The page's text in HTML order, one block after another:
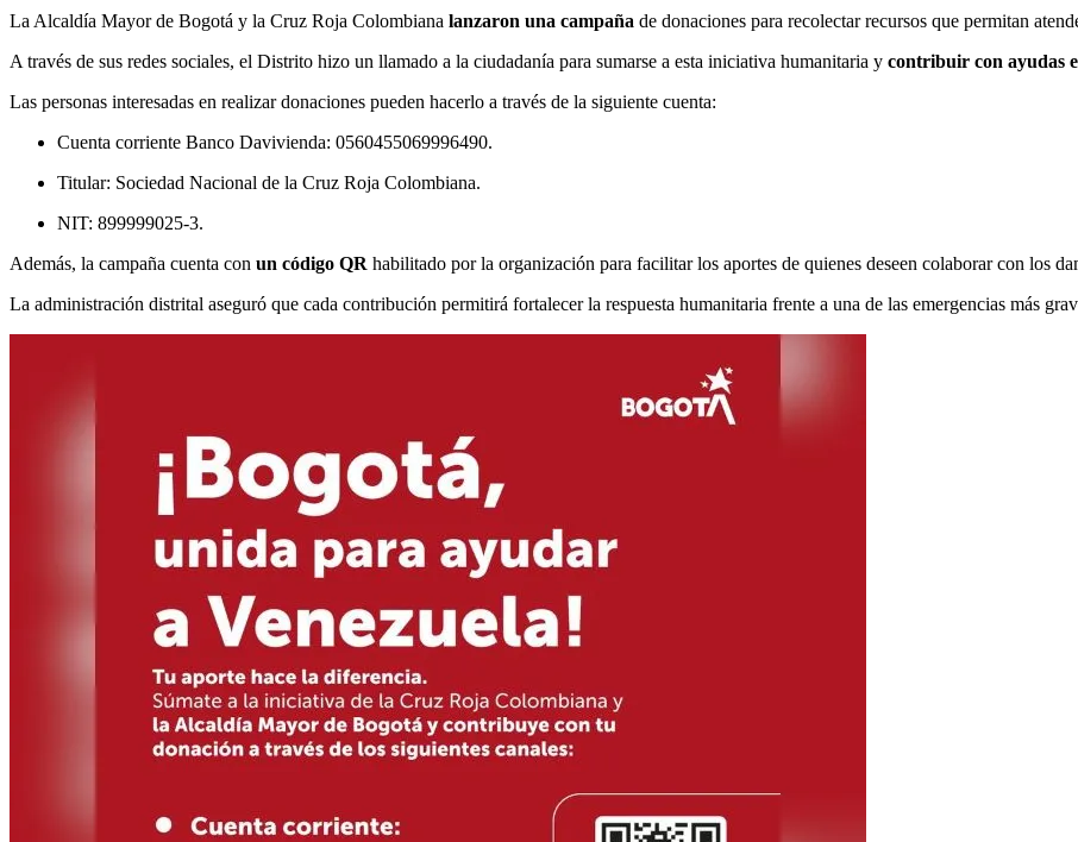
La Alcaldía Mayor de Bogotá y la Cruz Roja Colombiana lanzaron una campaña de donaciones para recolectar recursos que permitan
A través de sus redes sociales, el Distrito hizo un llamado a la ciudadanía para sumarse a esta iniciativa humanitaria y contribuir con ayudas
Las personas interesadas en realizar donaciones pueden hacerlo a través de la siguiente cuenta:
Cuenta corriente Banco Davivienda: 0560455069996490.
Titular: Sociedad Nacional de la Cruz Roja Colombiana.
NIT: 899999025-3.
Además, la campaña cuenta con un código QR habilitado por la organización para facilitar los aportes de quienes deseen colaborar con los
La administración distrital aseguró que cada contribución permitirá fortalecer la respuesta humanitaria frente a una de las emergencias más